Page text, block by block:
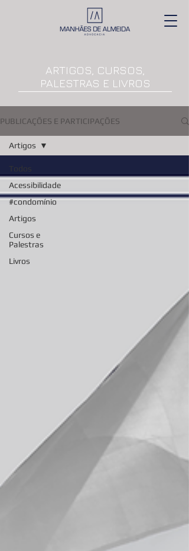
ARTIGOS, CURSOS,
PALESTRAS E LIVROS
PUBLICAÇÕES E PARTICIPAÇÕES
Todos
Acessibilidade
#condomínio
Artigos
Cursos e
Palestras
Livros
Artigos